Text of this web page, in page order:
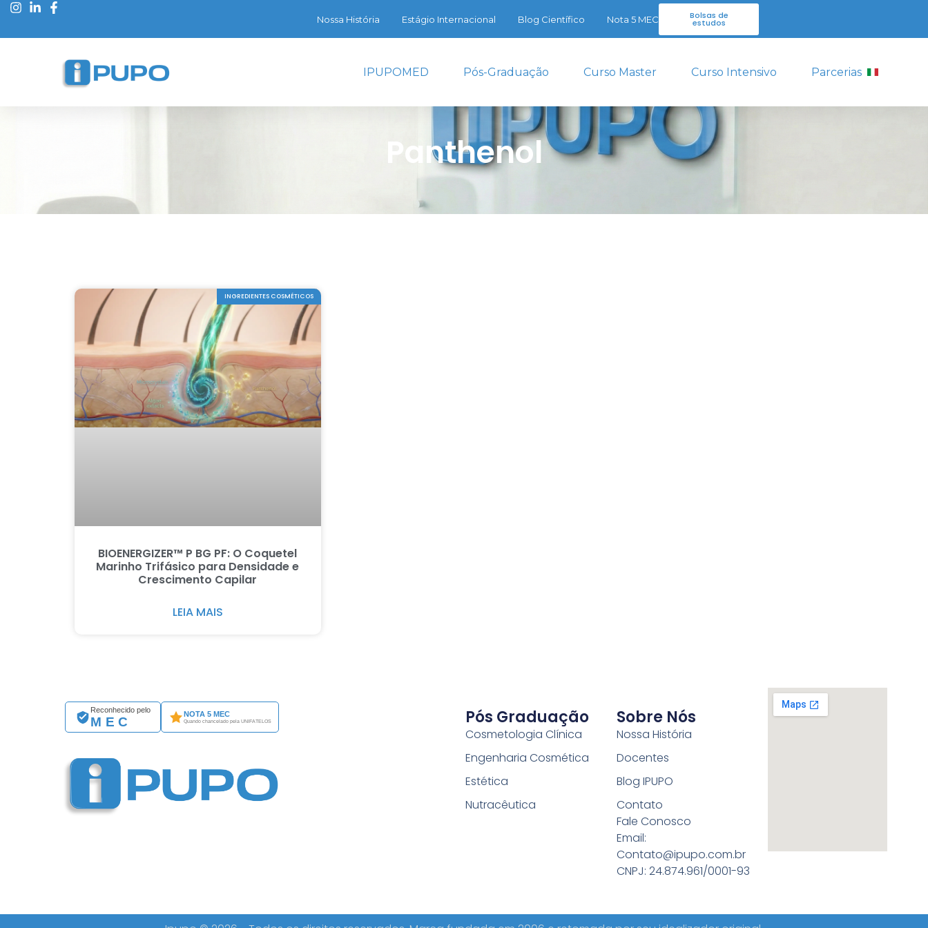
Bolsas de
estudos
Nossa História Estágio Internacional Blog Científico Nota 5 MEC
IPUPOMED Pós-Graduação Curso Master Curso Intensivo Parcerias
Panthenol
INGREDIENTES COSMÉTICOS
BIOENERGIZER™ P BG PF: O Coquetel
Marinho Trifásico para Densidade e
Crescimento Capilar
LEIA MAIS
Reconhecido pelo
MEC
NOTA 5 MEC
Quando chancelado pela UNIFATELOS Pós Graduação
Cosmetologia Clínica
Engenharia Cosmética
Estética
Nutracêutica
Sobre Nós
Nossa História
Docentes
Blog IPUPO
Contato
Fale Conosco
Email:
Contato@ipupo.com.br
CNPJ: 24.874.961/0001-93